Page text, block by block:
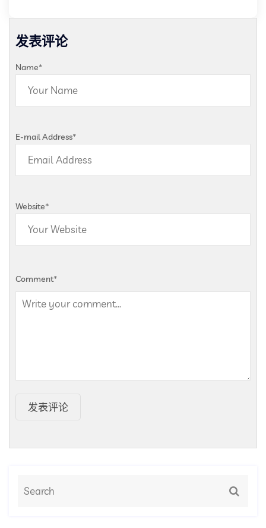
发表评论
Name*
E-mail Address*
Website*
Comment*
发表评论